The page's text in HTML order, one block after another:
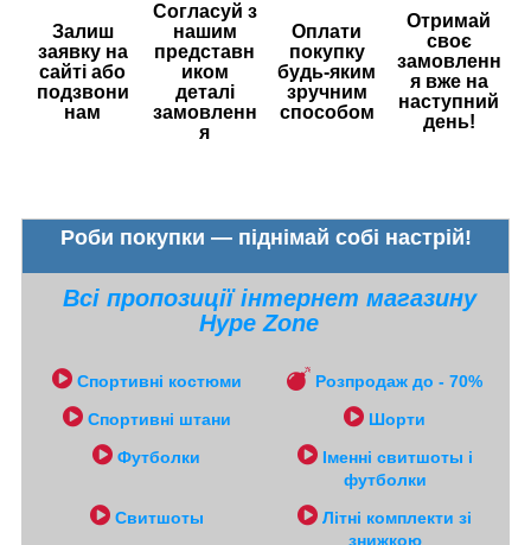
Залиш
заявку на
сайті або
подзвони
нам
Согласуй з
нашим
представн
иком
деталі
замовленн
я
Оплати
покупку
будь-яким
зручним
способом
Отримай
своє
замовленн
я вже на
наступний
день!
Роби покупки — піднімай собі настрій!
Всі пропозиції інтернет магазину
Hype Zone
Спортивні костюми
Розпродаж до - 70%
Спортивні штани
Шорти
Футболки
Іменні свитшоты і
футболки
Свитшоты
Літні комплекти зі
знижкою